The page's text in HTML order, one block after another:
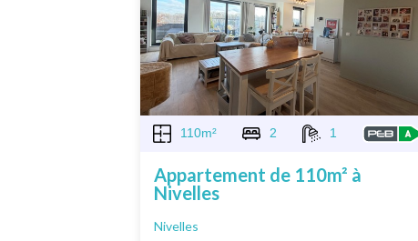
110m² 2 1
Appartement de 110m² à
Nivelles
Nivelles